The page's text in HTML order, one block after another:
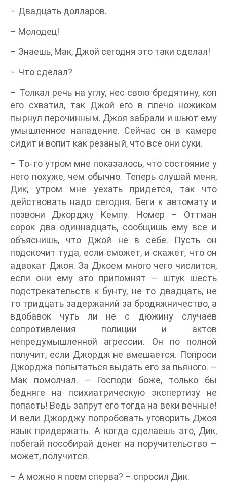
– Двадцать долларов.
– Молодец!
– Знаешь, Мак, Джой сегодня это таки сделал!
– Что сделал?
– Толкал речь на углу, нес свою бредятину, коп
его схватил, так Джой его в плечо ножиком
пырнул перочинным. Джоя забрали и шьют ему
умышленное нападение. Сейчас он в камере
сидит и вопит как резаный, что все они суки.
– То-то утром мне показалось, что состояние у
него похуже, чем обычно. Теперь слушай меня,
Дик, утром мне уехать придется, так что
действовать надо сегодня. Беги к автомату и
позвони Джорджу Кемпу. Номер – Оттман
сорок два одиннадцать, сообщишь ему все и
объяснишь, что Джой не в себе. Пусть он
подскочит туда, если сможет, и скажет, что он
адвокат Джоя. За Джоем много чего числится,
если они ему это припомнят – штук шесть
подстрекательств к бунту, не то двадцать, не
то тридцать задержаний за бродяжничество, а
вдобавок чуть ли не с дюжину случаев
сопротивления полиции и актов
непредумышленной агрессии. Он по полной
получит, если Джордж не вмешается. Попроси
Джорджа попытаться выдать его за пьяного. –
Мак помолчал. – Господи боже, только бы
бедняге на психиатрическую экспертизу не
попасть! Ведь запрут его тогда на веки вечные!
И вели Джорджу попробовать уговорить Джоя
язык придержать. А когда сделаешь это, Дик,
побегай пособирай денег на поручительство –
может, получится.
– А можно я поем сперва? – спросил Дик.